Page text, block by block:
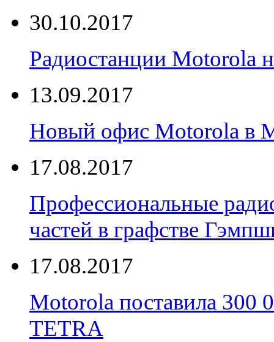
30.10.2017
Радиостанции Motorola
13.09.2017
Новый офис Motorola в
17.08.2017
Профессиональные
частей в графстве
17.08.2017
Motorola поставила
TETRA